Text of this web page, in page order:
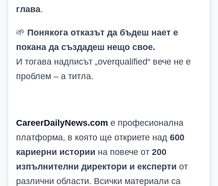
глава.
🌱 Понякога отказът да бъдеш нает е
покана да създадеш нещо свое.
И тогава надписът „overqualified“ вече не е
проблем – а титла.
CareerDailyNews.com е професионална
платформа, в която ще откриете над 600
кариерни истории на повече от 200
изпълнителни директори и експерти от
различни области. Всички материали са